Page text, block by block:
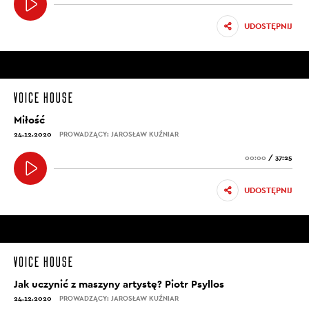
i po raz pierwszy od tygodni – na tych dziwnych
ulicach – usłyszałem jęk końskich kopyt. Biedak musiał
tam jest, czułem jego cichy oddech. Poza tym zimno
wpłynęło też na polskie słowa w mojej głowie i od
cztery, czas płynie.
Po kilku godzinach szare niebo pojaśniało, świat stał się
nieruchomy, a ja poczułem na twarzy gorącą i wilgotną
pieszczotę – uczucie dreszczy. Czułem się kochany
O poczcie
twoimi oczami, widzisz tylko drugą jej połowę.
UDOSTĘPNIJ
Miłość
24.12.2020 PROWADZĄCY: JAROSŁAW KUŹNIAR
00:00 / 37:25
UDOSTĘPNIJ
Jak uczynić z maszyny artystę? Piotr Psyllos
24.12.2020 PROWADZĄCY: JAROSŁAW KUŹNIAR